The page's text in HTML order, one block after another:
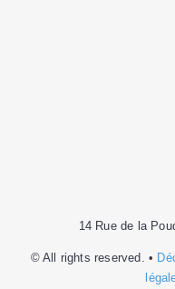
14 Rue de la
© All rights reserved. •